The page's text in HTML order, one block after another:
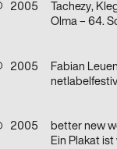
2005
2005
Fabian
2005
better new
Ein Plakat